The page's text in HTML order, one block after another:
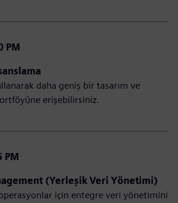
PM
daha geniş bir tasarım ve
erişebilirsiniz.
PM
(Yerleşik Veri Yönetimi)
için entegre veri yönetimini